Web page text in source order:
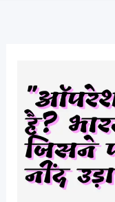
ऑपरेशन
सिंदूर
[Operation
Sindoor]/
ऑपरेशन